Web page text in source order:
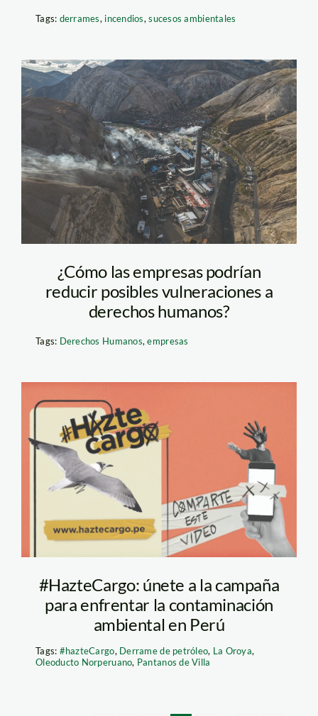
Tags: derrames, incendios,sucesos ambientales
La Oroya –
contaminación
¿Cómo las empresas podrían
reducir posibles vulneraciones a
derechos humanos?
Tags: Derechos Humanos,empresas
hazte cargo campania
#HazteCargo: únete a la campaña
para enfrentar la contaminación
ambiental en Perú
Tags: #hazteCargo, Derrame de petróleo, La Oroya,
Oleoducto Norperuano, Pantanos de Villa